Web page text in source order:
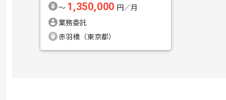
〜 1,350,000 円／月
業務委託
赤羽橋（東京都）